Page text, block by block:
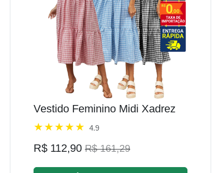
Vestido Feminino Midi Xadrez
4.9
R$ 112,90 R$ 161,29